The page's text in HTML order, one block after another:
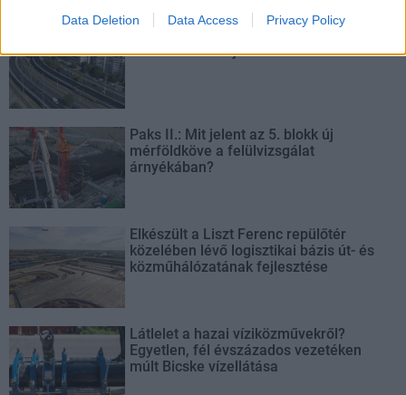
Data Deletion Data Access Privacy Policy
Flórián téri felüljárón
Paks II.: Mit jelent az 5. blokk új
mérföldköve a felülvizsgálat
árnyékában?
Elkészült a Liszt Ferenc repülőtér
közelében lévő logisztikai bázis út- és
közműhálózatának fejlesztése
Látlelet a hazai víziközművekről?
Egyetlen, fél évszázados vezetéken
múlt Bicske vízellátása